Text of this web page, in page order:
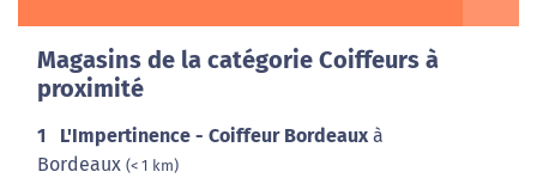
Magasins de la catégorie Coiffeurs à
proximité
1 L'Impertinence - Coiffeur Bordeaux à
Bordeaux (< 1 km)